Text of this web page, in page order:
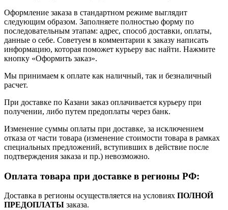
Оформление заказа в стандартном режиме выглядит
следующим образом. Заполняете полностью форму по
последовательным этапам: адрес, способ доставки, оплаты,
данные о себе. Советуем в комментарии к заказу написать
информацию, которая поможет курьеру вас найти. Нажмите
кнопку «Оформить заказ».
Мы принимаем к оплате как наличный, так и безналичный
расчет.
При доставке по Казани заказ оплачивается курьеру при
получении, либо путем предоплаты через банк.
Изменение суммы оплаты при доставке, за исключением
отказа от части товара (изменение стоимости товара в рамках
специальных предложений, вступивших в действие после
подтверждения заказа и пр.) невозможно.
Оплата товара при доставке в регионы РФ:
Доставка в регионы осуществляется на условиях ПОЛНОЙ
ПРЕДОПЛАТЫ заказа.